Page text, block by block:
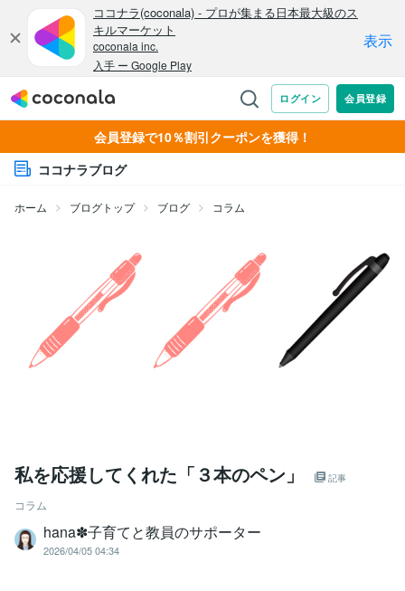
会員登録で10％割引クーポンを獲得！
ココナラブログ
ホーム ブログトップ ブログ コラム
私を応援してくれた「３本のペン」 記事
コラム
hana✽子育てと教員のサポーター
2026/04/05 04:34